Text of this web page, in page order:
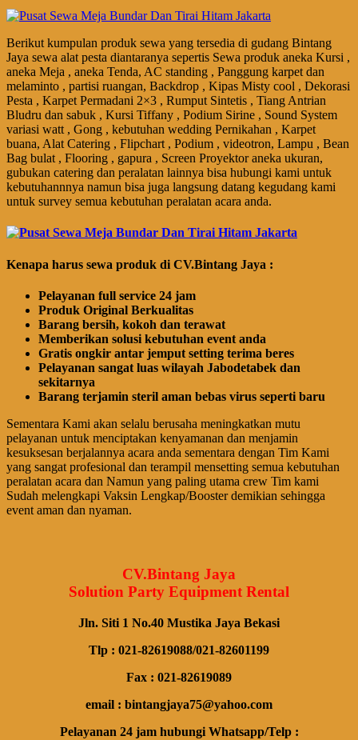
Berikut kumpulan produk sewa yang tersedia di gudang Bintang
Jaya sewa alat pesta diantaranya sepertis Sewa produk aneka Kursi ,
aneka Meja , aneka Tenda, AC standing , Panggung karpet dan
melaminto , partisi ruangan, Backdrop , Kipas Misty cool , Dekorasi
Pesta , Karpet Permadani 2×3 , Rumput Sintetis , Tiang Antrian
Bludru dan sabuk , Kursi Tiffany , Podium Sirine , Sound System
variasi watt , Gong , kebutuhan wedding Pernikahan , Karpet
buana, Alat Catering , Flipchart , Podium , videotron, Lampu , Bean
Bag bulat , Flooring , gapura , Screen Proyektor aneka ukuran,
gubukan catering dan peralatan lainnya bisa hubungi kami untuk
kebutuhannnya namun bisa juga langsung datang kegudang kami
untuk survey semua kebutuhan peralatan acara anda.
Kenapa harus sewa produk di CV.Bintang Jaya :
Pelayanan full service 24 jam
Produk Original Berkualitas
Barang bersih, kokoh dan terawat
Memberikan solusi kebutuhan event anda
Gratis ongkir antar jemput setting terima beres
Pelayanan sangat luas wilayah Jabodetabek dan
sekitarnya
Barang terjamin steril aman bebas virus seperti baru
Sementara Kami akan selalu berusaha meningkatkan mutu
pelayanan untuk menciptakan kenyamanan dan menjamin
kesuksesan berjalannya acara anda sementara dengan Tim Kami
yang sangat profesional dan terampil mensetting semua kebutuhan
peralatan acara dan Namun yang paling utama crew Tim kami
Sudah melengkapi Vaksin Lengkap/Booster demikian sehingga
event aman dan nyaman.
CV.Bintang Jaya
Solution Party Equipment Rental
Jln. Siti 1 No.40 Mustika Jaya Bekasi
Tlp : 021-82619088/021-82601199
Fax : 021-82619089
email : bintangjaya75@yahoo.com
Pelayanan 24 jam hubungi Whatsapp/Telp :